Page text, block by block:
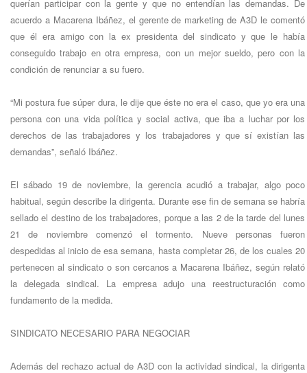
querían participar con la gente y que no entendían las demandas. De
acuerdo a Macarena Ibáñez, el gerente de marketing de A3D le comentó
que él era amigo con la ex presidenta del sindicato y que le había
conseguido trabajo en otra empresa, con un mejor sueldo, pero con la
condición de renunciar a su fuero.
“Mi postura fue súper dura, le dije que éste no era el caso, que yo era una
persona con una vida política y social activa, que iba a luchar por los
derechos de las trabajadores y los trabajadores y que sí existían las
demandas”, señaló Ibáñez.
El sábado 19 de noviembre, la gerencia acudió a trabajar, algo poco
habitual, según describe la dirigenta. Durante ese fin de semana se habría
sellado el destino de los trabajadores, porque a las 2 de la tarde del lunes
21 de noviembre comenzó el tormento. Nueve personas fueron
despedidas al inicio de esa semana, hasta completar 26, de los cuales 20
pertenecen al sindicato o son cercanos a Macarena Ibáñez, según relató
la delegada sindical. La empresa adujo una reestructuración como
fundamento de la medida.
SINDICATO NECESARIO PARA NEGOCIAR
Además del rechazo actual de A3D con la actividad sindical, la dirigenta